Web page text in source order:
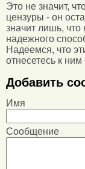
Это не значит,
цензуры - он
значит лишь,
надежного
Надеемся, что
отнесетесь к
Добавить
Имя
Сообщение